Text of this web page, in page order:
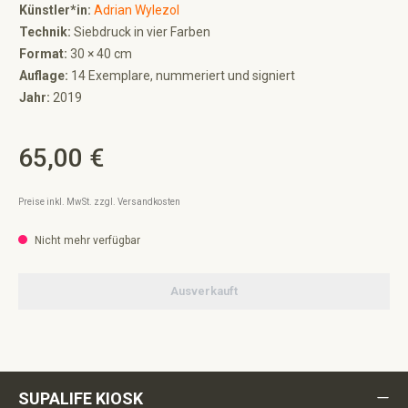
Künstler*in: Adrian Wylezol
Technik: Siebdruck in vier Farben
Format: 30 × 40 cm
Auflage: 14 Exemplare, nummeriert und signiert
Jahr: 2019
Regulärer Preis:
65,00 €
Preise inkl. MwSt. zzgl. Versandkosten
Nicht mehr verfügbar
Ausverkauft
SUPALIFE KIOSK